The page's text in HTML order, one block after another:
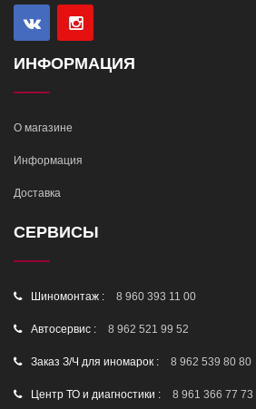
ИНФОРМАЦИЯ
О магазине
Информация
Доставка
СЕРВИСЫ
Шиномонтаж : 8 960 393 11 00
Автосервис : 8 962 521 99 52
Заказ З/Ч для иномарок : 8 962 539 80 80
Центр ТО и диагностики : 8 961 366 77 73